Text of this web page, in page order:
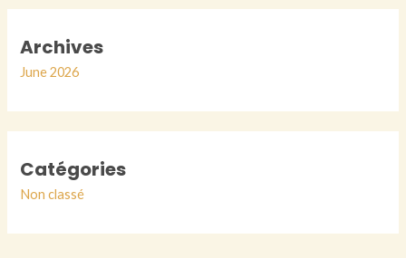
Archives
June 2026
Catégories
Non classé